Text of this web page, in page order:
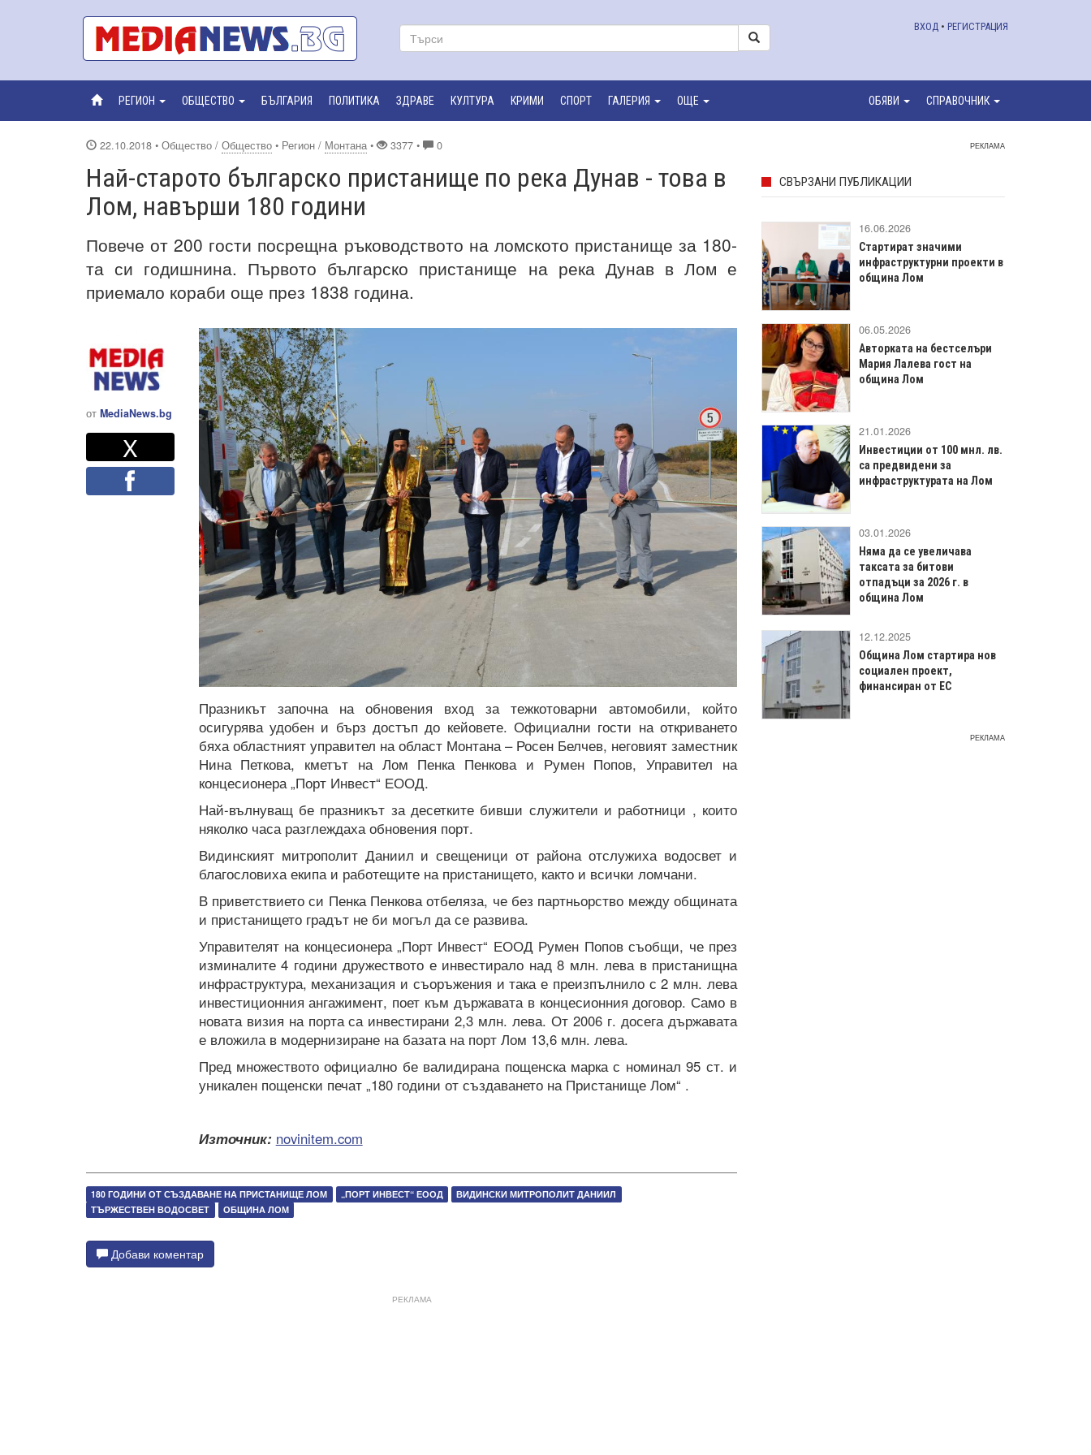
ВХОД • РЕГИСТРАЦИЯ
РЕГИОН ОБЩЕСТВО БЪЛГАРИЯ ПОЛИТИКА ЗДРАВЕ КУЛТУРА КРИМИ СПОРТ ГАЛЕРИЯ ОЩЕ ОБЯВИ СПРАВОЧНИК
22.10.2018 • Общество / Общество • Регион / Монтана • 3377 • 0
Най-старото българско пристанище по река Дунав - това в
Лом, навърши 180 години
Повече от 200 гости посрещна ръководството на ломското пристанище за 180-
та си годишнина. Първото българско пристанище на река Дунав в Лом е
приемало кораби още през 1838 година.
от MediaNews.bg
Споделете
XTwitter
Facebook
Празникът започна на обновения вход за тежкотоварни автомобили, който
осигурява удобен и бърз достъп до кейовете. Официални гости на откриването
бяха областният управител на област Монтана – Росен Белчев, неговият заместник
Нина Петкова, кметът на Лом Пенка Пенкова и Румен Попов, Управител на
концесионера „Порт Инвест“ ЕООД.
Най-вълнуващ бе празникът за десетките бивши служители и работници , които
няколко часа разглеждаха обновения порт.
Видинският митрополит Даниил и свещеници от района отслужиха водосвет и
благословиха екипа и работещите на пристанището, както и всички ломчани.
В приветствието си Пенка Пенкова отбеляза, че без партньорство между общината
и пристанището градът не би могъл да се развива.
Управителят на концесионера „Порт Инвест“ ЕООД Румен Попов съобщи, че през
изминалите 4 години дружеството е инвестирало над 8 млн. лева в пристанищна
инфраструктура, механизация и съоръжения и така е преизпълнило с 2 млн. лева
инвестиционния ангажимент, поет към държавата в концесионния договор. Само в
новата визия на порта са инвестирани 2,3 млн. лева. От 2006 г. досега държавата
е вложила в модернизиране на базата на порт Лом 13,6 млн. лева.
Пред множеството официално бе валидирана пощенска марка с номинал 95 ст. и
уникален пощенски печат „180 години от създаването на Пристанище Лом“ .
Източник: novinitem.com
180 ГОДИНИ ОТ СЪЗДАВАНЕ НА ПРИСТАНИЩЕ ЛОМ „ПОРТ ИНВЕСТ“ ЕООД
ВИДИНСКИ МИТРОПОЛИТ ДАНИИЛ
ТЪРЖЕСТВЕН ВОДОСВЕТ
ОБЩИНА ЛОМ
Добави коментар
РЕКЛАМА
РЕКЛАМА
СВЪРЗАНИ ПУБЛИКАЦИИ
16.06.2026
Стартират значими
инфраструктурни проекти в
община Лом
06.05.2026
Авторката на бестселъри
Мария Лалева гост на
община Лом
21.01.2026
Инвестиции от 100 мнл. лв.
са предвидени за
инфраструктурата на Лом
03.01.2026
Няма да се увеличава
таксата за битови
отпадъци за 2026 г. в
община Лом
12.12.2025
Община Лом стартира нов
социален проект,
финансиран от ЕС
РЕКЛАМА